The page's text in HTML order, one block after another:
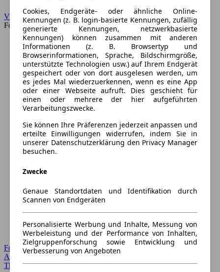
VW
Forum
Forum Startseite
Alle Auto-Foren
Themen-Forum
Cookies, Endgeräte- oder ähnliche Online-
Kennungen (z. B. login-basierte Kennungen, zufällig
generierte Kennungen, netzwerkbasierte
Kennungen) können zusammen mit anderen
Informationen (z. B. Browsertyp und
Browserinformationen, Sprache, Bildschirmgröße,
unterstützte Technologien usw.) auf Ihrem Endgerät
gespeichert oder von dort ausgelesen werden, um
es jedes Mal wiederzuerkennen, wenn es eine App
oder einer Webseite aufruft. Dies geschieht für
einen oder mehrere der hier aufgeführten
Verarbeitungszwecke.
Sie können Ihre Präferenzen jederzeit anpassen und
erteilte Einwilligungen widerrufen, indem Sie in
unserer Datenschutzerklärung den Privacy Manager
besuchen.
Zwecke
Genaue Standortdaten und Identifikation durch
Scannen von Endgeräten
Personalisierte Werbung und Inhalte, Messung von
Werbeleistung und der Performance von Inhalten,
Zielgruppenforschung sowie Entwicklung und
Verbesserung von Angeboten